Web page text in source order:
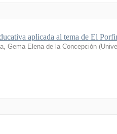
aplicada al tema de El
Gema Elena de la Concepción (